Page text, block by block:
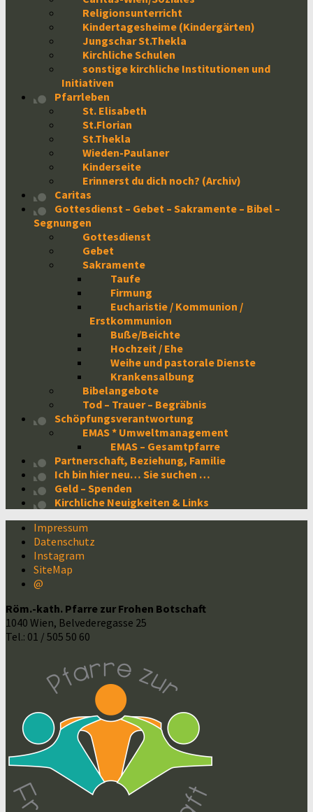
Religionsunterricht
Kindertagesheime (Kindergärten)
Jungschar St.Thekla
Kirchliche Schulen
sonstige kirchliche Institutionen und
Initiativen
Pfarrleben
St. Elisabeth
St.Florian
St.Thekla
Wieden-Paulaner
Kinderseite
Erinnerst du dich noch? (Archiv)
Caritas
Gottesdienst – Gebet – Sakramente – Bibel –
Segnungen
Gottesdienst
Gebet
Sakramente
Taufe
Firmung
Eucharistie / Kommunion /
Erstkommunion
Buße/Beichte
Hochzeit / Ehe
Weihe und pastorale Dienste
Krankensalbung
Bibelangebote
Tod – Trauer – Begräbnis
Schöpfungsverantwortung
EMAS * Umweltmanagement
EMAS – Gesamtpfarre
Partnerschaft, Beziehung, Familie
Ich bin hier neu… Sie suchen …
Geld – Spenden
Kirchliche Neuigkeiten & Links
Impressum
Datenschutz
Instagram
SiteMap
@
Röm.-kath. Pfarre zur Frohen Botschaft
1040 Wien, Belvederegasse 25
Tel.: 01 / 505 50 60